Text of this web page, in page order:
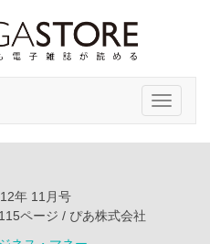
Toggle
年 11月号
ページ / ぴあ株式会社